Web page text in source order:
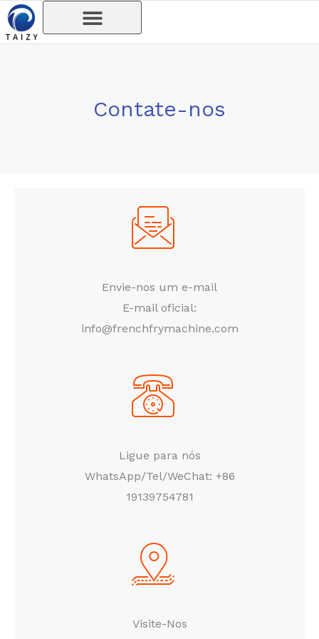
Skip
to
Contate-nos
Envie-nos um e-mail
E-mail oficial:
info@frenchfrymachine.com
Ligue para nós
WhatsApp/Tel/WeChat: +86
19139754781
Visite-Nos